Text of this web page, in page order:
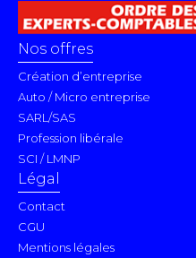
Nos offres
Création d’entreprise
Auto / Micro entreprise
SARL/SAS
Profession libérale
SCI / LMNP
Légal
Contact
CGU
Mentions légales